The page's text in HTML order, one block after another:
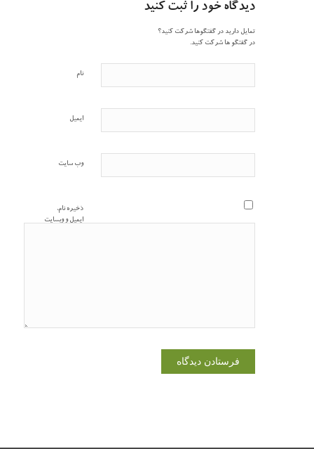
دیدگاه خود را ثبت کنید
تمایل دارید در گفتگوها شرکت کنید؟
در گفتگو ها شرکت کنید.
نام
ایمیل
وب‌ سایت
ذخیره نام،
ایمیل و وبسایت